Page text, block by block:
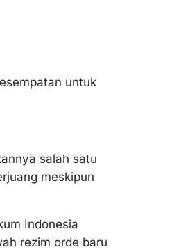
untuk
salah satu
meskipun
Indonesia
rezim orde baru